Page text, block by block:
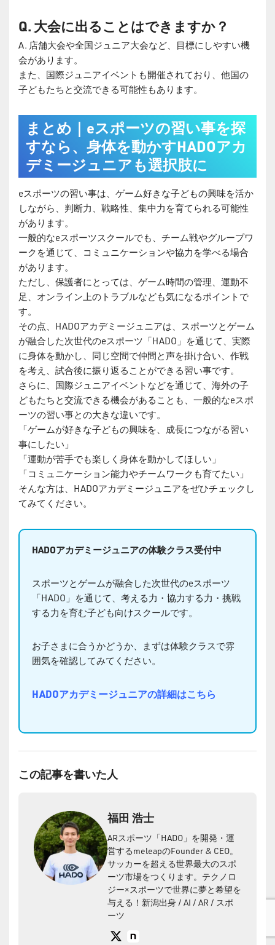
Q. 大会に出ることはできますか？
A. 店舗大会や全国ジュニア大会など、目標にしやすい機
会があります。
また、国際ジュニアイベントも開催されており、他国の
子どもたちと交流できる可能性もあります。
まとめ｜eスポーツの習い事を探
すなら、身体を動かすHADOアカ
デミージュニアも選択肢に
eスポーツの習い事は、ゲーム好きな子どもの興味を活か
しながら、判断力、戦略性、集中力を育てられる可能性
があります。
一般的なeスポーツスクールでも、チーム戦やグループワ
ークを通じて、コミュニケーションや協力を学べる場合
があります。
ただし、保護者にとっては、ゲーム時間の管理、運動不
足、オンライン上のトラブルなども気になるポイントで
す。
その点、HADOアカデミージュニアは、スポーツとゲーム
が融合した次世代のeスポーツ「HADO」を通じて、実際
に身体を動かし、同じ空間で仲間と声を掛け合い、作戦
を考え、試合後に振り返ることができる習い事です。
さらに、国際ジュニアイベントなどを通じて、海外の子
どもたちと交流できる機会があることも、一般的なeスポ
ーツの習い事との大きな違いです。
「ゲームが好きな子どもの興味を、成長につながる習い
事にしたい」
「運動が苦手でも楽しく身体を動かしてほしい」
「コミュニケーション能力やチームワークも育てたい」
そんな方は、HADOアカデミージュニアをぜひチェックし
てみてください。
HADOアカデミージュニアの体験クラス受付中
スポーツとゲームが融合した次世代のeスポーツ
「HADO」を通じて、考える力・協力する力・挑戦
する力を育む子ども向けスクールです。
お子さまに合うかどうか、まずは体験クラスで雰
囲気を確認してみてください。
HADOアカデミージュニアの詳細はこちら
この記事を書いた人
福田 浩士
ARスポーツ「HADO」を開発・運
営するmeleapのFounder & CEO。
サッカーを超える世界最大のスポ
ーツ市場をつくります。テクノロ
ジー×スポーツで世界に夢と希望を
与える！新潟出身 / AI / AR / スポ
ーツ